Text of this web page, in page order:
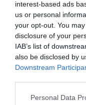
interest-based ads
us or personal
your opt-out. You
disclosure of your
IAB’s list of
also be disclosed by
Downstream
Personal Data
em Águas. A
um Passeio
Casa do Povo. A
13 de novembro,